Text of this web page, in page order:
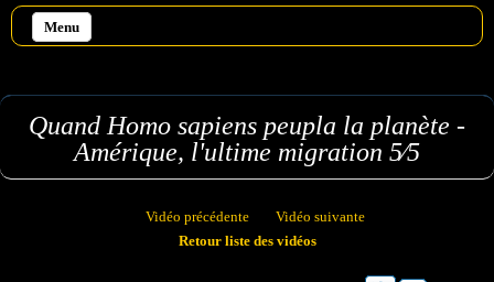
Menu
Quand Homo sapiens peupla la planète -
Amérique, l'ultime migration 5⁄5
Vidéo précédente
Vidéo suivante
Retour liste des vidéos